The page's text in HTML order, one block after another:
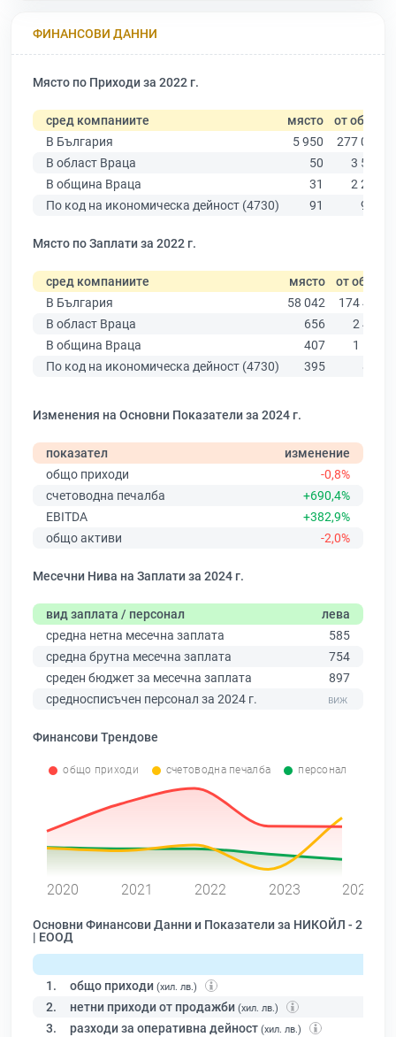
ФИНАНСОВИ ДАННИ
Място по Приходи за 2022 г.
сред компаниите място от общо
В България
5 950
277 019
В област Враца
50
3 586
В община Враца
31
2 229
По код на икономическа дейност (4730)
91 974
Място по Заплати за 2022 г.
сред компаниите място от общо
В България
58 042
174 403
В област Враца
656
2 431
В община Враца
407
1 538
По код на икономическа дейност (4730)
395 863
Изменения на Основни Показатели за 2024 г.
показател
изменение
общо приходи
-0,8%
счетоводна печалба
+690,4%
EBITDA
+382,9%
общо активи
-2,0%
Месечни Нива на Заплати за 2024 г.
вид заплата / персонал
лева
средна нетна месечна заплата
585
средна брутна месечна заплата
754
среден бюджет за месечна заплата
897
средносписъчен персонал за 2024 г.
Финансови Трендове
общо приходи счетоводна печалба персонал
2020 2021 2022 2023 2024
Основни Финансови Данни и Показатели за НИКОЙЛ - 2
| ЕООД
1. общо приходи (хил. лв.)
2. нетни приходи от продажби (хил. лв.)
3. разходи за оперативна дейност (хил. лв.)